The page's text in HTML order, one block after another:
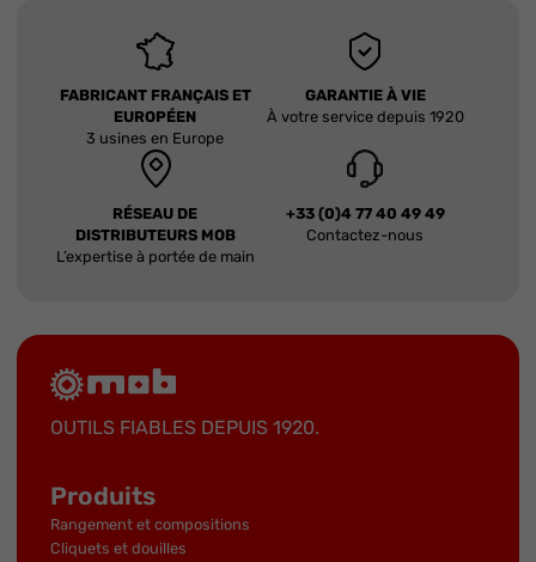
FABRICANT FRANÇAIS ET
EUROPÉEN
3 usines en Europe
GARANTIE À VIE
À votre service depuis 1920
RÉSEAU DE
DISTRIBUTEURS MOB
L’expertise à portée de main
+33 (0)4 77 40 49 49
Contactez-nous
OUTILS FIABLES DEPUIS 1920.
Produits
Rangement et compositions
Cliquets et douilles